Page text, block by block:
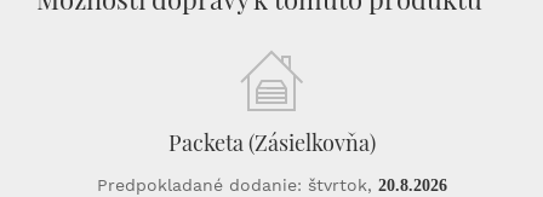
Packeta (Zásielkovňa)
Predpokladané dodanie: štvrtok, 20.8.2026